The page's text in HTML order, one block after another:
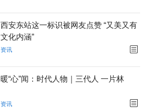
西安东站这一标识被网友点赞 “又美又有
文化内涵”
资讯
暖“心”闻：时代人物｜三代人 一片林
资讯